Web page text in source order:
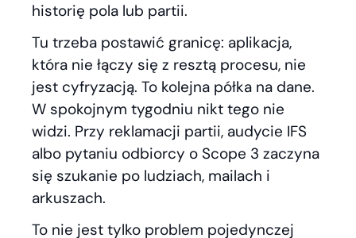
historię pola lub partii.
Tu trzeba postawić granicę: aplikacja,
która nie łączy się z resztą procesu, nie
jest cyfryzacją. To kolejna półka na dane.
W spokojnym tygodniu nikt tego nie
widzi. Przy reklamacji partii, audycie IFS
albo pytaniu odbiorcy o Scope 3 zaczyna
się szukanie po ludziach, mailach i
arkuszach.
To nie jest tylko problem pojedynczej